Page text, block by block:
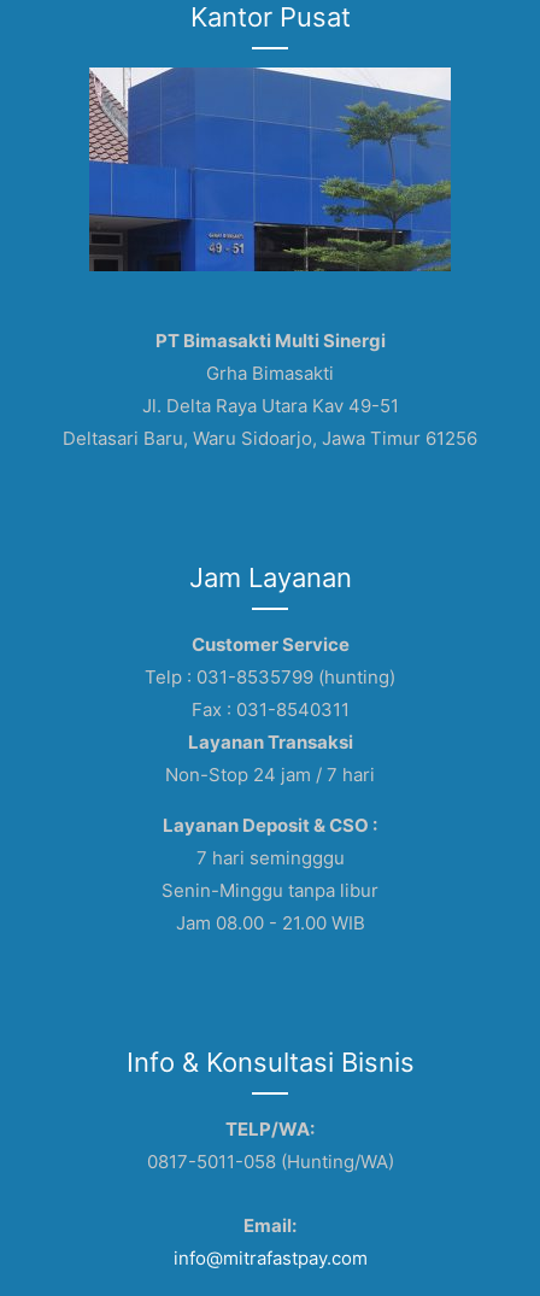
Kantor Pusat
PT Bimasakti Multi Sinergi
Grha Bimasakti
Jl. Delta Raya Utara Kav 49-51
Deltasari Baru, Waru Sidoarjo, Jawa Timur 61256
Jam Layanan
Customer Service
Telp : 031-8535799 (hunting)
Fax : 031-8540311
Layanan Transaksi
Non-Stop 24 jam / 7 hari
Layanan Deposit & CSO :
7 hari semingggu
Senin-Minggu tanpa libur
Jam 08.00 - 21.00 WIB
Info & Konsultasi Bisnis
TELP/WA:
0817-5011-058 (Hunting/WA)
Email:
info@mitrafastpay.com